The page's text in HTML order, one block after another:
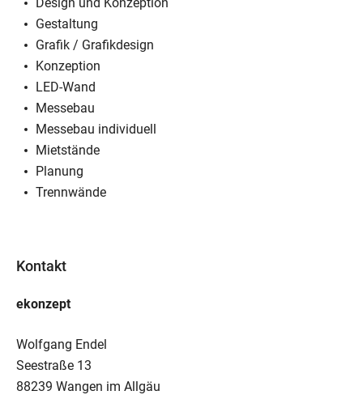
Gestaltung
Grafik / Grafikdesign
Konzeption
LED-Wand
Messebau
Messebau individuell
Mietstände
Planung
Trennwände
Kontakt
ekonzept
Wolfgang Endel
Seestraße 13
88239 Wangen im Allgäu